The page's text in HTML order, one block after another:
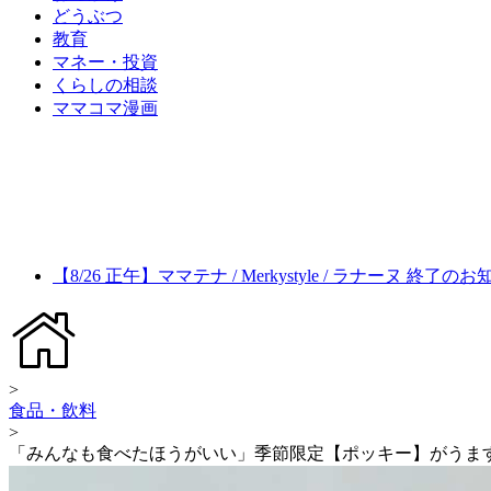
どうぶつ
教育
マネー・投資
くらしの相談
ママコマ漫画
【8/26 正午】ママテナ / Merkystyle / ラナーヌ 終了のお
>
食品・飲料
>
「みんなも食べたほうがいい」季節限定【ポッキー】がうま